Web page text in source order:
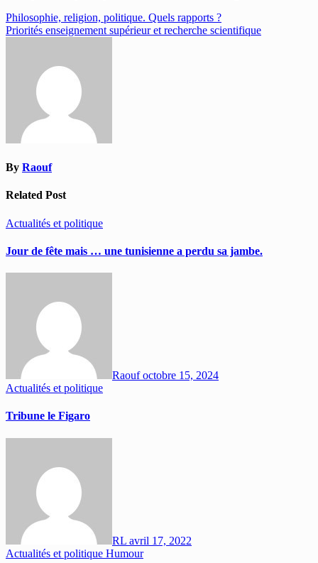
Navigation
de
Philosophie, religion, politique. Quels rapports ?
Priorités enseignement supérieur et recherche scientifique
By Raouf
Related Post
Actualités et politique
Jour de fête mais … une tunisienne a perdu sa jambe.
Raoufoctobre 15, 2024
Actualités et politique
Tribune le Figaro
RL avril 17, 2022
Actualités et politique Humour